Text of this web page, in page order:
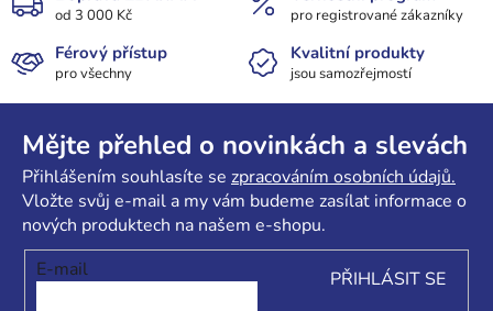
d
a
c
r
k
y
v
p
od 3 000 Kč pro registrované zákazníky
Férový přístup
pro všechny
Kvalitní produkty
jsou samozřejmostí
Mějte přehled o novinkách a slevách
Přihlášením souhlasíte se zpracováním osobních údajů.
Vložte svůj e-mail a my vám budeme zasílat informace o
nových produktech na našem e-shopu.
E-mail
PŘIHLÁSIT SE